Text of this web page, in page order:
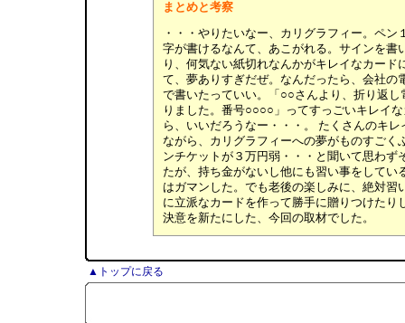
まとめと考察
・・・やりたいなー、カリグラフィー。ペン
字が書けるなんて、あこがれる。サインを書
り、何気ない紙切れなんかがキレイなカード
て、夢ありすぎだぜ。なんだったら、会社の
で書いたっていい。「○○さんより、折り返し
りました。番号○○○○」ってすっごいキレイ
ら、いいだろうなー・・・。 たくさんのキ
ながら、カリグラフィーへの夢がものすごく
ンチケットが３万円弱・・・と聞いて思わず
たが、持ち金がないし他にも習い事をしてい
はガマンした。でも老後の楽しみに、絶対習
に立派なカードを作って勝手に贈りつけたり
決意を新たにした、今回の取材でした。
▲トップに戻る